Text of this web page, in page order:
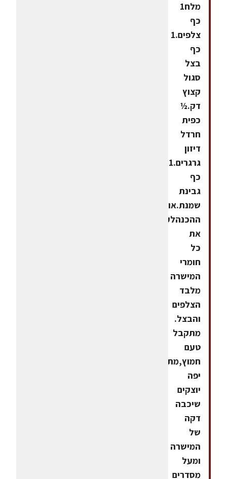
מלח1
כף
צלפים.1
כף
בצל
סגול
קצוץ
דק.½
כפית
חרדל
דיזון
גרגרים.1
כף
גבינת
שמנת.אופן
ההכנהלערבב
את
כל
חומרי
המישרה
מלבד
הצלפים
והבצל.
מתקבל
טעם
חמוץ,מתוק,חריף.בצלחת
יפה
יוצקים
שיכבה
דקה
של
המישרה
ומעל
מסדרים